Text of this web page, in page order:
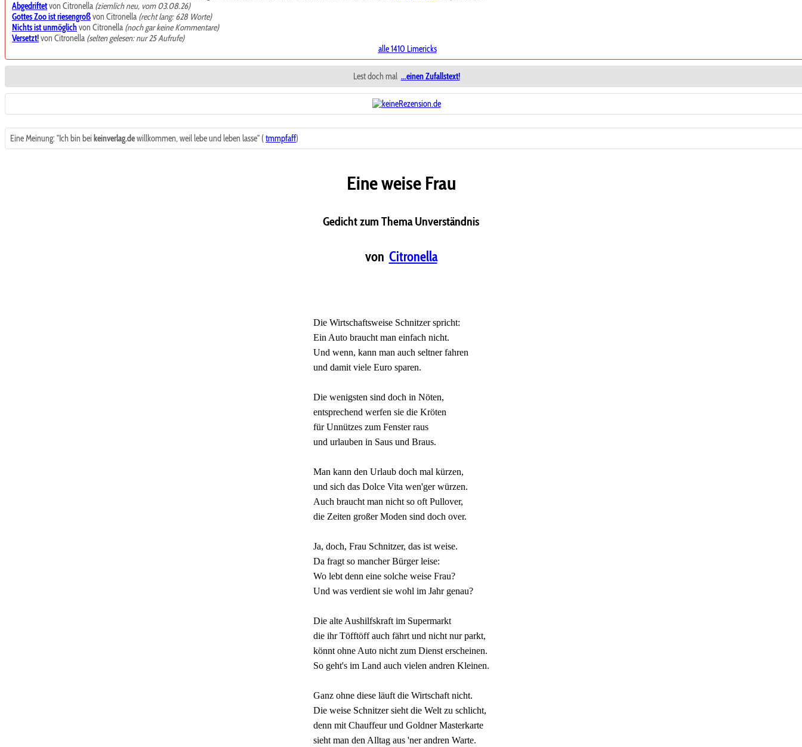
Abgedriftetvon Citronella (ziemlich neu, vom 03.08.26)
Gottes Zoo ist riesengroßvon Citronella (recht lang: 628 Worte)
Nichts ist unmöglichvon Citronella (noch gar keine Kommentare)
Versetzt!von Citronella (selten gelesen: nur 25 Aufrufe)
alle 1410 Limericks
Lest doch mal ...einen Zufallstext!
Eine Meinung: "Ich bin bei keinverlag.dewillkommen, weil lebe und leben lasse" (tmmpfaff)
Eine weise Frau
Gedicht zum Thema Unverständnis
von Citronella
Die Wirtschaftsweise Schnitzer spricht:
Ein Auto braucht man einfach nicht.
Und wenn, kann man auch seltner fahren
und damit viele Euro sparen.
Die wenigsten sind doch in Nöten,
entsprechend werfen sie die Kröten
für Unnützes zum Fenster raus
und urlauben in Saus und Braus.
Man kann den Urlaub doch mal kürzen,
und sich das Dolce Vita wen'ger würzen.
Auch braucht man nicht so oft Pullover,
die Zeiten großer Moden sind doch over.
Ja, doch, Frau Schnitzer, das ist weise.
Da fragt so mancher Bürger leise:
Wo lebt denn eine solche weise Frau?
Und was verdient sie wohl im Jahr genau?
Die alte Aushilfskraft im Supermarkt
die ihr Töfftöff auch fährt und nicht nur parkt,
könnt ohne Auto nicht zum Dienst erscheinen.
So geht's im Land auch vielen andren Kleinen.
Ganz ohne diese läuft die Wirtschaft nicht.
Die weise Schnitzer sieht die Welt zu schlicht,
denn mit Chauffeur und Goldner Masterkarte
sieht man den Alltag aus 'ner andren Warte.